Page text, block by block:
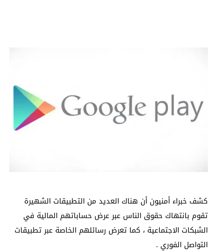
كشف خبراء أمنيون أن هناك العديد من التطبيقات الشهيرة
تقوم بانتهاك حقوق الناس عبر عرض حساباتهم المالية في
الشبكات الاجتماعية ، كما تعرض رسائلهم الخاصة عبر تطبيقات
التواصل الفوري .